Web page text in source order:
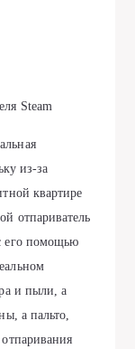
Steam
из-за
квартире
отпариватель
его помощью
и пыли, а
а пальто,